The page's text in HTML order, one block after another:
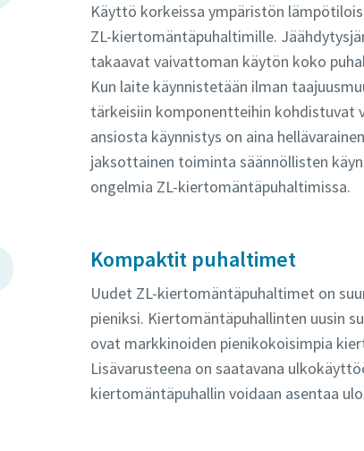
Käyttö korkeissa ympäristön
ZL-kiertomäntäpuhaltimille.
takaavat vaivattoman käytön koko
Kun laite käynnistetään ilman
tärkeisiin komponentteihin kohdistuvat
ansiosta käynnistys on aina
jaksottainen toiminta säännöllisten
ongelmia ZL-kiertomäntäpuhaltimissa.
Kompaktit puhaltimet
Uudet ZL-kiertomäntäpuhaltimet on
pieniksi. Kiertomäntäpuhallinten uusin
ovat markkinoiden pienikokoisimpia
Lisävarusteena on saatavana
kiertomäntäpuhallin voidaan asentaa